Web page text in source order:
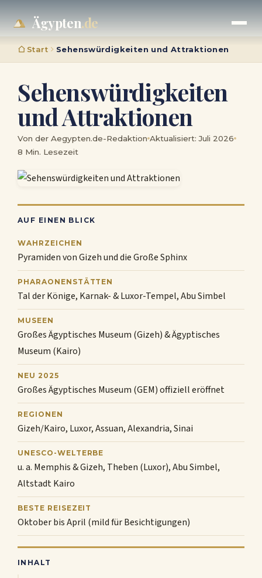
Ägypten.de
Start Sehenswürdigkeiten und Attraktionen
Sehenswürdigkeiten
und Attraktionen
Von der Aegypten.de-Redaktion Aktualisiert: Juli 2026
8 Min. Lesezeit
AUF EINEN BLICK
WAHRZEICHEN
Pyramiden von Gizeh und die Große Sphinx
PHARAONENSTÄTTEN
Tal der Könige, Karnak- & Luxor-Tempel, Abu Simbel
MUSEEN
Großes Ägyptisches Museum (Gizeh) & Ägyptisches
Museum (Kairo)
NEU 2025
Großes Ägyptisches Museum (GEM) offiziell eröffnet
REGIONEN
Gizeh/Kairo, Luxor, Assuan, Alexandria, Sinai
UNESCO-WELTERBE
u. a. Memphis & Gizeh, Theben (Luxor), Abu Simbel,
Altstadt Kairo
BESTE REISEZEIT
Oktober bis April (mild für Besichtigungen)
INHALT